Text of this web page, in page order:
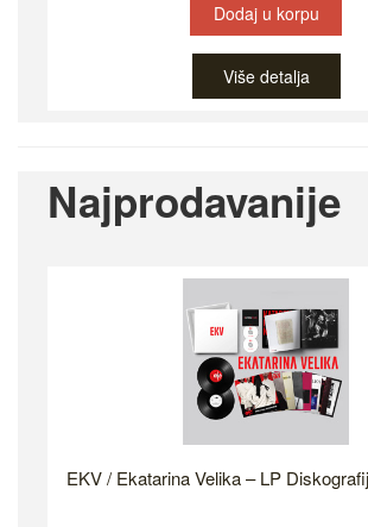
Dodaj u korpu
Više detalja
Najprodavanije
EKV / Ekatarina Velika – LP